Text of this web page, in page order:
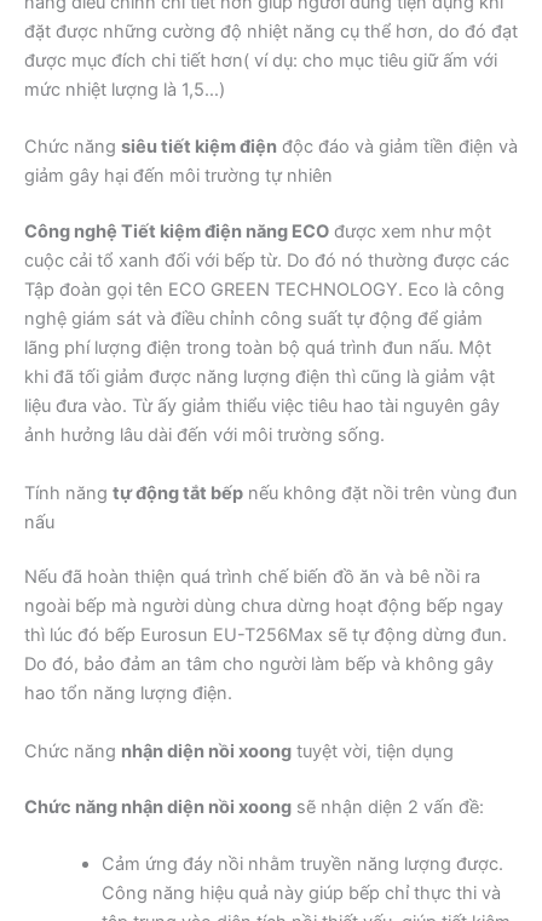
đặt được những cường độ nhiệt năng cụ thể hơn, do đó đạt
được mục đích chi tiết hơn( ví dụ: cho mục tiêu giữ ấm với
mức nhiệt lượng là 1,5…)
Chức năng siêu tiết kiệm điện độc đáo và giảm tiền điện và
giảm gây hại đến môi trường tự nhiên
Công nghệ Tiết kiệm điện năng ECO được xem như một
cuộc cải tổ xanh đối với bếp từ. Do đó nó thường được các
Tập đoàn gọi tên ECO GREEN TECHNOLOGY. Eco là công
nghệ giám sát và điều chỉnh công suất tự động để giảm
lãng phí lượng điện trong toàn bộ quá trình đun nấu. Một
khi đã tối giảm được năng lượng điện thì cũng là giảm vật
liệu đưa vào. Từ ấy giảm thiểu việc tiêu hao tài nguyên gây
ảnh hưởng lâu dài đến với môi trường sống.
Tính năng tự động tắt bếp nếu không đặt nồi trên vùng đun
nấu
Nếu đã hoàn thiện quá trình chế biến đồ ăn và bê nồi ra
ngoài bếp mà người dùng chưa dừng hoạt động bếp ngay
thì lúc đó bếp Eurosun EU-T256Max sẽ tự động dừng đun.
Do đó, bảo đảm an tâm cho người làm bếp và không gây
hao tổn năng lượng điện.
Chức năng nhận diện nồi xoong tuyệt vời, tiện dụng
Chức năng nhận diện nồi xoong sẽ nhận diện 2 vấn đề:
Cảm ứng đáy nồi nhằm truyền năng lượng được.
Công năng hiệu quả này giúp bếp chỉ thực thi và